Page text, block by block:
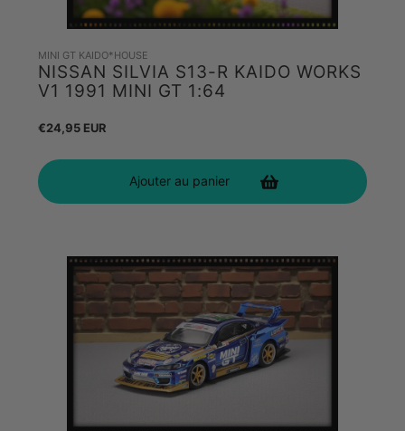
MINI GT KAIDO*HOUSE
NISSAN SILVIA S13-R KAIDO WORKS
V1 1991 MINI GT 1:64
Prix
habituel
€24,95 EUR
Ajouter au panier